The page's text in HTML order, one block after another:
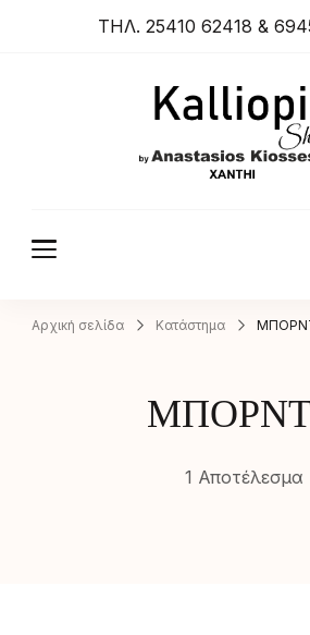
ΤΗΛ. 25410 62418 &
Αρχική σελίδα Κατάστημα
1 Αποτέλεσμα